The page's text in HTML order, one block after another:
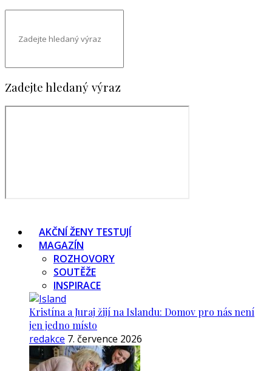
Zadejte hledaný výraz
AKČNÍ ŽENY TESTUJÍ
MAGAZÍN
ROZHOVORY
SOUTĚŽE
INSPIRACE
Kristína a Juraj žijí na Islandu: Domov pro nás není
jen jedno místo
redakce 7. července 2026